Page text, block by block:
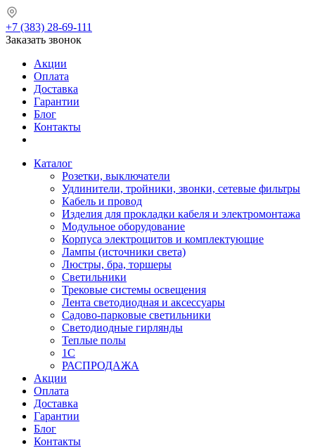
+7 (383) 28-69-111
Заказать звонок
Акции
Оплата
Доставка
Гарантии
Блог
Контакты
Каталог
Розетки, выключатели
Удлинители, тройники, звонки, сетевые фильтры
Кабель и провод
Изделия для прокладки кабеля и электромонтажа
Модульное оборудование
Корпуса электрощитов и комплектующие
Лампы (источники света)
Люстры, бра, торшеры
Светильники
Трековые системы освещения
Лента светодиодная и аксессуары
Садово-парковые светильники
Светодиодные гирлянды
Теплые полы
1С
РАСПРОДАЖА
Акции
Оплата
Доставка
Гарантии
Блог
Контакты